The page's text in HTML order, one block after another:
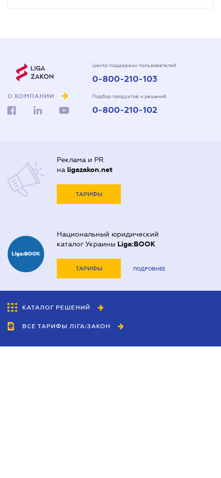
О КОМПАНИИ
Центр поддержки пользователей
0-800-210-103
Подбор продуктов и решений
0-800-210-102
Реклама и PR
на ligazakon.net
ТАРИФЫ
Национальный юридический
каталог Украины Liga:BOOK
ТАРИФЫ ПОДРОБНЕЕ
КАТАЛОГ РЕШЕНИЙ
ВСЕ ТАРИФЫ ЛІГА:ЗАКОН